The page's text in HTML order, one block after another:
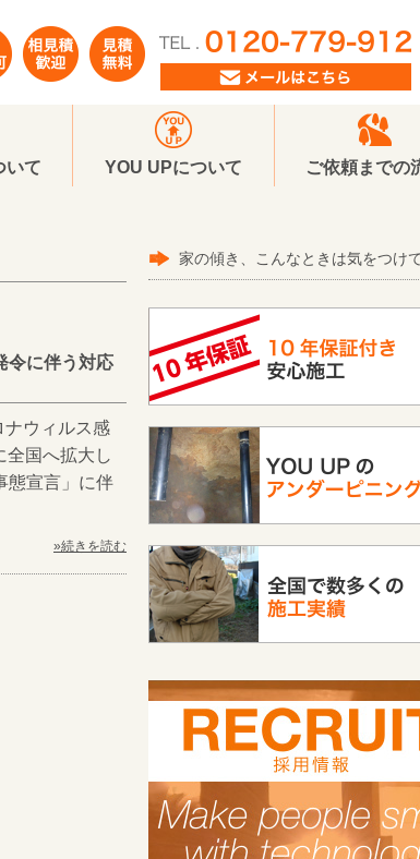
いて YOU UPについて ご依頼までの
令に伴う対応
ナウィルス感
全国へ拡大し
態宣言」に伴
»続きを読む
家の傾き、こんなときは気をつけて